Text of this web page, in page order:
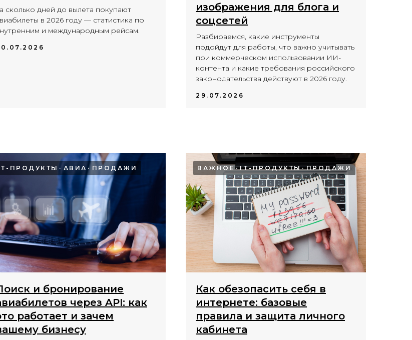
сколько дней до вылета покупают
в 2026 году — статистика по
и международным рейсам.
изображения для блога и
соцсетей
Разбираемся, какие инструменты
подойдут для работы, что важно учитывать
при коммерческом использовании ИИ-
контента и какие требования российского
законодательства действуют в 2026 году.
29.07.2026
ПРОДУКТЫ АВИА ПРОДАЖИ
и бронирование
через API: как
работает и зачем
бизнесу
ВАЖНОЕ IT-ПРОДУКТЫ ПРОДАЖИ
Как обезопасить себя в
интернете: базовые
правила и защита личного
кабинета